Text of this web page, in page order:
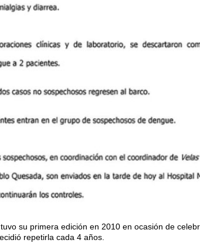
su primera edición en 2010 en ocasión de
repetirla cada 4 años.